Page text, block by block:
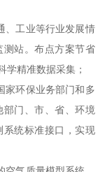
、工业等行业发展情
测站。布点方案节省
学精准数据采集；
家环保业务部门和多
门、市、省、环境
系统标准接口，实现